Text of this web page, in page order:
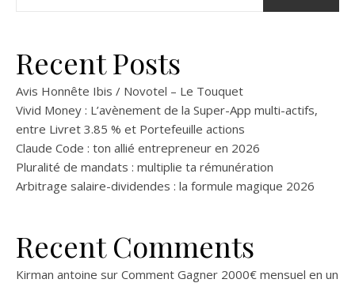
Recent Posts
Avis Honnête Ibis / Novotel – Le Touquet
Vivid Money : L’avènement de la Super-App multi-actifs,
entre Livret 3.85 % et Portefeuille actions
Claude Code : ton allié entrepreneur en 2026
Pluralité de mandats : multiplie ta rémunération
Arbitrage salaire-dividendes : la formule magique 2026
Recent Comments
Kirman antoine sur Comment Gagner 2000€ mensuel en un